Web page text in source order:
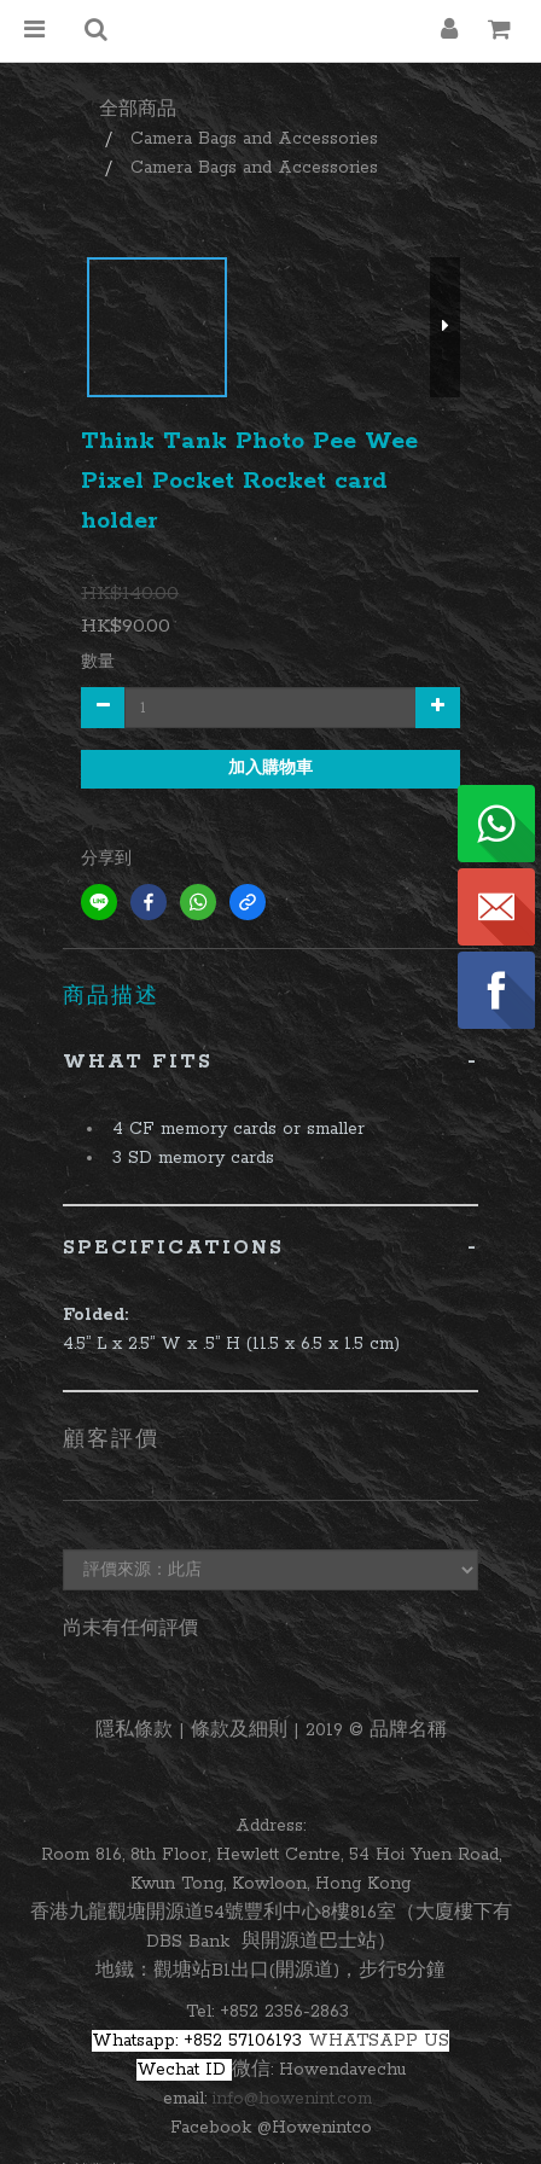
全部商品
Camera Bags and Accessories
Camera Bags and Accessories
Think Tank Photo Pee Wee
Pixel Pocket Rocket card
holder
HK$140.00
HK$90.00
數量
加入購物車
分享到
商品描述
WHAT FITS -
4 CF memory cards or smaller
3 SD memory cards
SPECIFICATIONS -
Folded:
4.5” L x 2.5” W x .5” H (11.5 x 6.5 x 1.5 cm)
顧客評價
尚未有任何評價
隱私條款 | 條款及細則 | 2019 © 品牌名稱
Address:
Room 816, 8th Floor, Hewlett Centre, 54 Hoi Yuen Road,
Kwun Tong, Kowloon, Hong Kong
香港九龍觀塘開源道54號豐利中心8樓816室（大廈樓下有
DBS Bank 與開源道巴士站）
地鐵：觀塘站B1出口(開源道)，步行5分鐘
Tel: +852 2356-2863
Whatsapp: +852 57106193 WHATSAPP US
Wechat ID 微信: Howendavechu
email: info@howenint.com
Facebook @Howenintco